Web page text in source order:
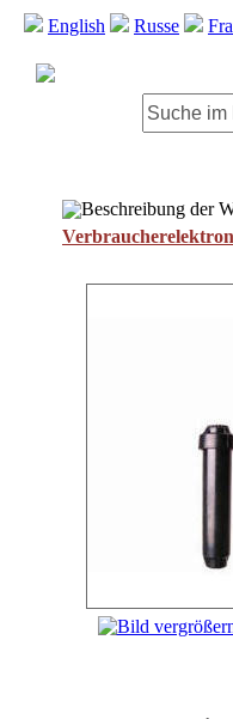
English Russe
Beschreibung der